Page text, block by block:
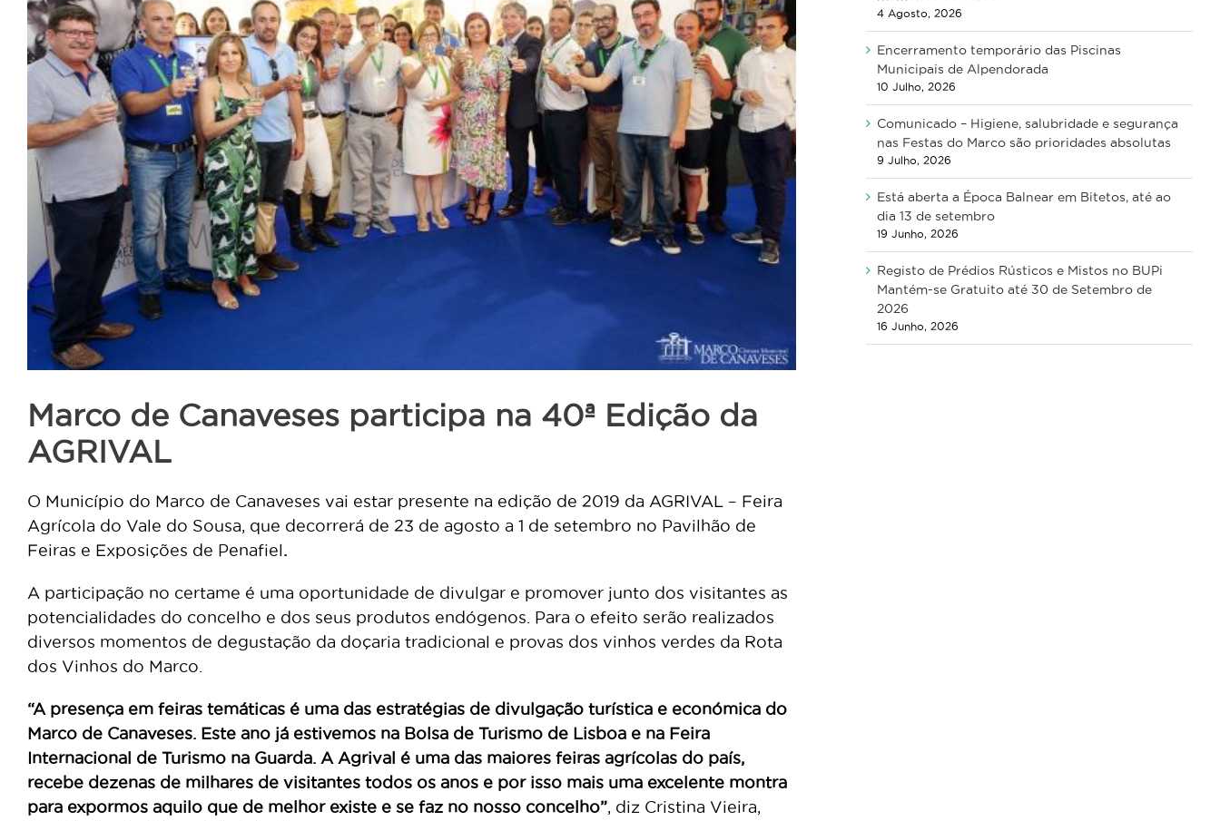
Marco de Canaveses participa na 40ª Edição da
AGRIVAL
O Município do Marco de Canaveses vai estar presente na edição de 2019 da AGRIVAL – Feira
Agrícola do Vale do Sousa, que decorrerá de 23 de agosto a 1 de setembro no Pavilhão de
Feiras e Exposições de Penafiel.
A participação no certame é uma oportunidade de divulgar e promover junto dos visitantes as
potencialidades do concelho e dos seus produtos endógenos. Para o efeito serão realizados
diversos momentos de degustação da doçaria tradicional e provas dos vinhos verdes da Rota
dos Vinhos do Marco.
“A presença em feiras temáticas é uma das estratégias de divulgação turística e económica do
Marco de Canaveses. Este ano já estivemos na Bolsa de Turismo de Lisboa e na Feira
Internacional de Turismo na Guarda. A Agrival é uma das maiores feiras agrícolas do país,
recebe dezenas de milhares de visitantes todos os anos e por isso mais uma excelente montra
para expormos aquilo que de melhor existe e se faz no nosso concelho”, diz Cristina Vieira,
4 Agosto, 2026
Encerramento temporário das Piscinas
Municipais de Alpendorada
10 Julho, 2026
Comunicado – Higiene, salubridade e segurança
nas Festas do Marco são prioridades absolutas
9 Julho, 2026
Está aberta a Época Balnear em Bitetos, até ao
dia 13 de setembro
19 Junho, 2026
Registo de Prédios Rústicos e Mistos no BUPi
Mantém-se Gratuito até 30 de Setembro de
2026
16 Junho, 2026